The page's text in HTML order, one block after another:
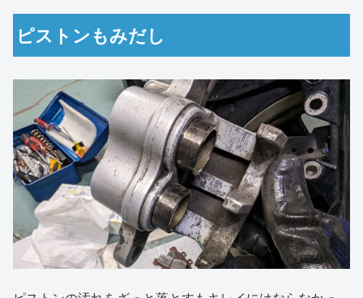
ピストンもみだし